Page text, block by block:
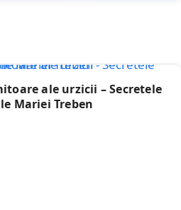
ale urzicii – Secretele
Mariei Treben